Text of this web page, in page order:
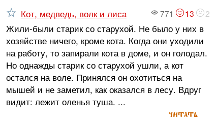
771 13 2
Кот, медведь, волк и лиса
Жили-были старик со старухой. Не было у них в
хозяйстве ничего, кроме кота. Когда они уходили
на работу, то запирали кота в доме, и он голодал.
Но однажды старик со старухой ушли, а кот
остался на воле. Принялся он охотиться на
мышей и не заметил, как оказался в лесу. Вдруг
видит: лежит оленья туша. ...
читать